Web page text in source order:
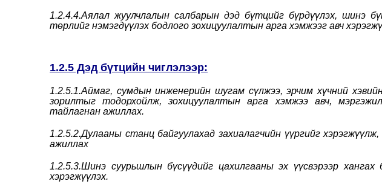
1.2.4.4.Аялал жуулчлалын салбарын дэд бүтцийг бүрдүүлэх, шинэ
төрлийг нэмэгдүүлэх бодлого зохицуулалтын арга хэмжээг авч
1.2.5 Дэд бүтцийн чиглэлээр:
1.2.5.1.Аймаг, сумдын инженерийн шугам сүлжээ, эрчим хүчний
зорилтыг тодорхойлж, зохицуулалтын арга хэмжээ авч,
тайлагнан ажиллах.
1.2.5.2.Дулааны станц байгуулахад захиалагчийн үүргийг
ажиллах
1.2.5.3.Шинэ суурьшлын бүсүүдийг цахилгааны эх үүсвэрээр
хэрэгжүүлэх.